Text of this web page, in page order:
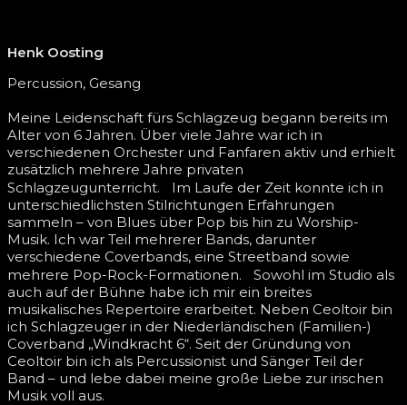
Henk Oosting
Percussion, Gesang
Meine Leidenschaft fürs Schlagzeug begann bereits im
Alter von 6 Jahren. Über viele Jahre war ich in
verschiedenen Orchester und Fanfaren aktiv und erhielt
zusätzlich mehrere Jahre privaten
Schlagzeugunterricht. Im Laufe der Zeit konnte ich in
unterschiedlichsten Stilrichtungen Erfahrungen
sammeln – von Blues über Pop bis hin zu Worship-
Musik. Ich war Teil mehrerer Bands, darunter
verschiedene Coverbands, eine Streetband sowie
mehrere Pop-Rock-Formationen. Sowohl im Studio als
auch auf der Bühne habe ich mir ein breites
musikalisches Repertoire erarbeitet. Neben Ceoltoir bin
ich Schlagzeuger in der Niederländischen (Familien-)
Coverband „Windkracht 6“. Seit der Gründung von
Ceoltoir bin ich als Percussionist und Sänger Teil der
Band – und lebe dabei meine große Liebe zur irischen
Musik voll aus.